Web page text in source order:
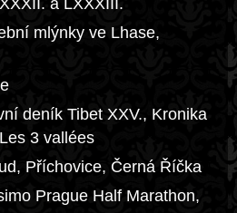
a LXXXIII.
mlýnky ve Lhase,
deník Tibet XXV., Kronika
3 vallées
Příchovice, Černá Říčka
Prague Half Marathon,